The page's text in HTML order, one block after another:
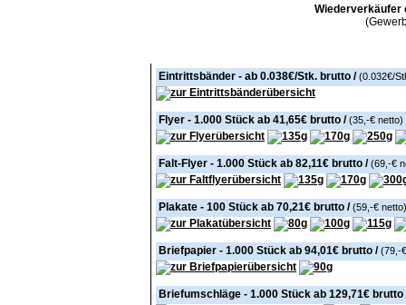
Wiederverkäufer
Eintrittsbänder - ab 0.038€/Stk. brutto /(0.032€/
Flyer - 1.000 Stück ab 41,65€ brutto /(35,-€ netto)
Falt-Flyer - 1.000 Stück ab 82,11€ brutto /(69,-€
Plakate - 100 Stück ab 70,21€ brutto /(59,-€ netto)
Briefpapier - 1.000 Stück ab 94,01€ brutto /(79,-
Briefumschläge - 1.000 Stück ab 129,71€ brutto